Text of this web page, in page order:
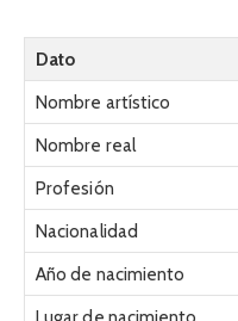
Dato
Nombre artístico
Nombre real
Profesión
Nacionalidad
Año de nacimiento